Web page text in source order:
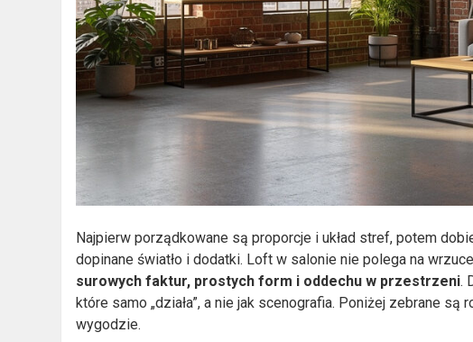
Najpierw porządkowane są proporcje i układ stref, potem
dopinane światło i dodatki. Loft w salonie nie polega na
surowych faktur, prostych form i oddechu w przestrzeni.
które samo „działa”, a nie jak scenografia. Poniżej zebrane
wygodzie.